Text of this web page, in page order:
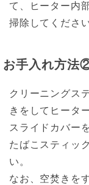
て、ヒーター内
掃除してください
お手入れ方法
クリーニングス
きをしてヒータ
スライドカバー
たばこスティッ
い。
なお、空焚きを